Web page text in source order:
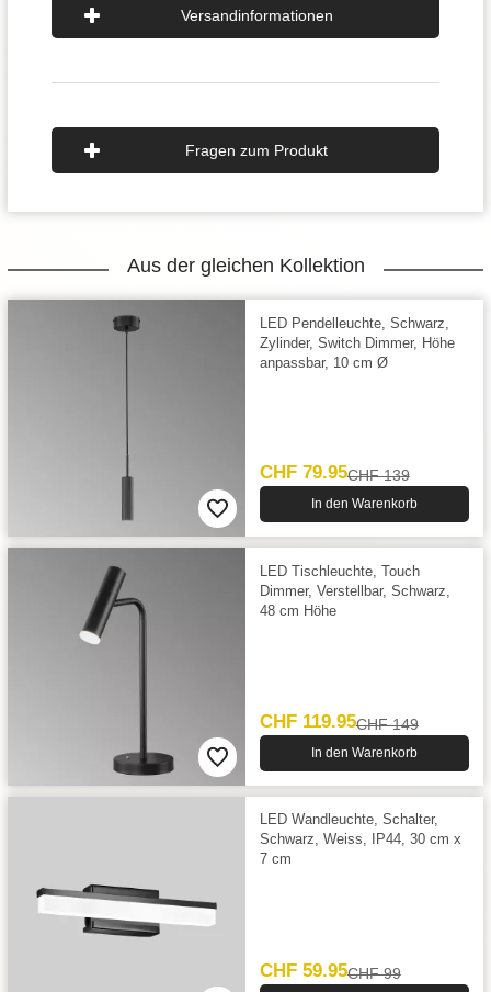
Versandinformationen
Fragen zum Produkt
Aus der gleichen Kollektion
LED Pendelleuchte, Schwarz,
Zylinder, Switch Dimmer, Höhe
anpassbar, 10 cm Ø
CHF 79.95CHF 139
In den Warenkorb
LED Tischleuchte, Touch
Dimmer, Verstellbar, Schwarz,
48 cm Höhe
CHF 119.95CHF 149
In den Warenkorb
LED Wandleuchte, Schalter,
Schwarz, Weiss, IP44, 30 cm x
7 cm
CHF 59.95CHF 99